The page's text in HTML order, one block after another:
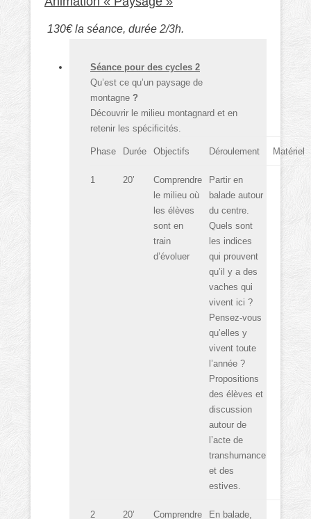
130€ la séance, durée 2/3h.
Séance pour des cycles 2
Qu’est ce qu’un paysage de
montagne ?
Découvrir le milieu montagnard et en
retenir les spécificités.
Phase Durée Objectifs Déroulement Matériel
1 20’
Comprendre
le milieu où
les élèves
sont en
train
d’évoluer
Partir en
balade autour
du centre.
Quels sont
les indices
qui prouvent
qu’il y a des
vaches qui
vivent ici ?
Pensez-vous
qu’elles y
vivent toute
l’année ?
Propositions
des élèves et
discussion
autour de
l’acte de
transhumance
et des
estives.
2 20’
Comprendre
En balade,